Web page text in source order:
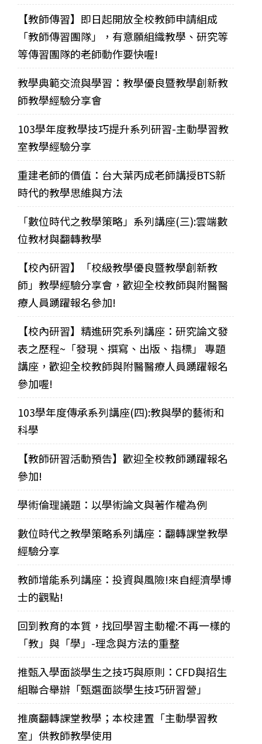
【教師傳習】即日起開放全校教師申請組成
「教師傳習團隊」，有意願組織教學、研究等
等傳習團隊的老師動作要快喔!
教學典範交流與學習：教學優良暨教學創新教
師教學經驗分享會
103學年度教學技巧提升系列研習-主動學習教
室教學經驗分享
重建老師的價值：台大葉丙成老師講授BTS新
時代的教學思維與方法
「數位時代之教學策略」系列講座(三):雲端數
位教材與翻轉教學
【校內研習】「校級教學優良暨教學創新教
師」教學經驗分享會，歡迎全校教師與附醫醫
療人員踴躍報名參加!
【校內研習】精進研究系列講座：研究論文發
表之歷程~「發現、撰寫、出版、指標」 專題
講座，歡迎全校教師與附醫醫療人員踴躍報名
參加喔!
103學年度傳承系列講座(四):教與學的藝術和
科學
【教師研習活動預告】歡迎全校教師踴躍報名
參加!
學術倫理議題：以學術論文與著作權為例
數位時代之教學策略系列講座：翻轉課堂教學
經驗分享
教師增能系列講座：投資與風險!來自經濟學博
士的觀點!
回到教育的本質，找回學習主動權:不再一樣的
「教」與「學」-理念與方法的重整
推甄入學面談學生之技巧與原則：CFD與招生
組聯合舉辦「甄選面談學生技巧研習營」
推廣翻轉課堂教學；本校建置「主動學習教
室」供教師教學使用